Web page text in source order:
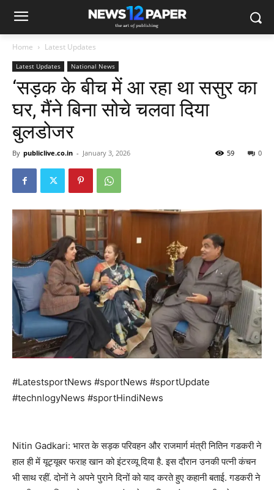
Home Latest Updates
Latest Updates National News
‘सड़क के बीच में आ रहा था ससुर का
घर, मैंने बिना सोचे चलवा दिया
बुलडोजर
By publiclive.co.in - January 3, 2026 0
59
#LatestsportNews #sportNews #sportUpdate
#technlogyNews #sportHindiNews
Nitin Gadkari: भारत के सड़क परिवहन और राजमार्ग मंत्री नितिन गडकरी ने
हाल ही में यूट्यूबर फराह खान को इंटरव्यू दिया है. इस दौरान उनकी पत्नी कंचन
भी साथ रहीं. दोनों ने अपने पुराने दिनों को याद करते हुए कहानी बताई. गडकरी ने